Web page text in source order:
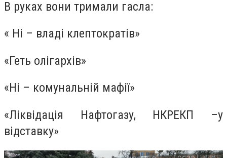
В руках вони тримали гасла:
« Ні – владі клептократів»
«Геть олігархів»
«Ні – комунальній мафії»
«Ліквідація Нафтогазу, НКРЕКП –у
відставку»